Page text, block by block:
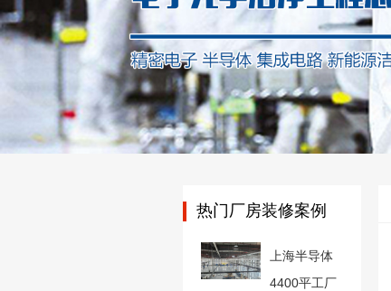
热门厂房装修案例
上海半导体
4400平工厂